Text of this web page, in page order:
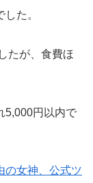
た。
たが、食費ほ
5,000円以内で
の女神、公式ツ